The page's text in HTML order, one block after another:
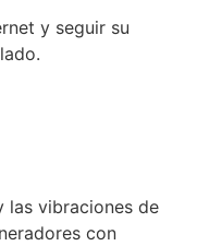
y seguir su
las vibraciones de
con